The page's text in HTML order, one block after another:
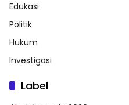
Edukasi
Politik
Hukum
Investigasi
Label